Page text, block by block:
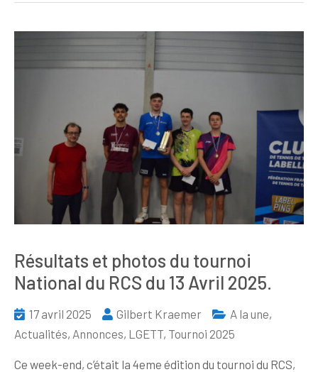
Résultats et photos du tournoi
National du RCS du 13 Avril 2025.
17 avril 2025 Gilbert Kraemer A la une,
Actualités, Annonces, LGETT, Tournoi 2025
Ce week-end, c’était la 4eme édition du tournoi du RCS,